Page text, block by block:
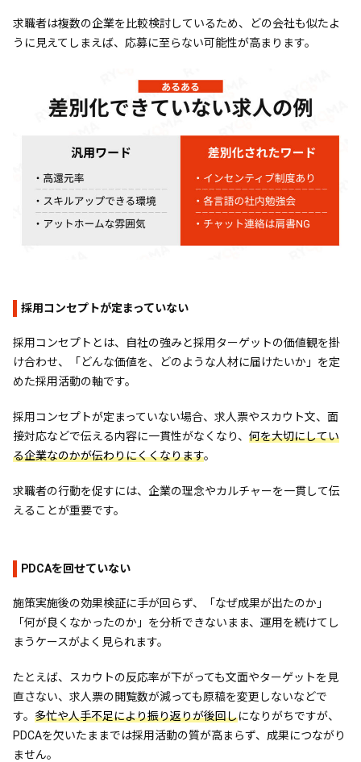
求職者は複数の企業を比較検討しているため、どの会社も似たよ
うに見えてしまえば、応募に至らない可能性が高まります。
採用コンセプトが定まっていない
採用コンセプトとは、自社の強みと採用ターゲットの価値観を掛
け合わせ、「どんな価値を、どのような人材に届けたいか」を定
めた採用活動の軸です。
採用コンセプトが定まっていない場合、求人票やスカウト文、面
接対応などで伝える内容に一貫性がなくなり、 何を大切にしてい
る企業なのかが伝わりにくくなります。
求職者の行動を促すには、企業の理念やカルチャーを一貫して伝
えることが重要です。
PDCAを回せていない
施策実施後の効果検証に手が回らず、「なぜ成果が出たのか」
「何が良くなかったのか」を分析できないまま、運用を続けてし
まうケースがよく見られます。
たとえば、スカウトの反応率が下がっても文面やターゲットを見
直さない、求人票の閲覧数が減っても原稿を変更しないなどで
す。 多忙や人手不足により振り返りが後回しになりがちですが、
PDCAを欠いたままでは採用活動の質が高まらず、成果につながり
ません。